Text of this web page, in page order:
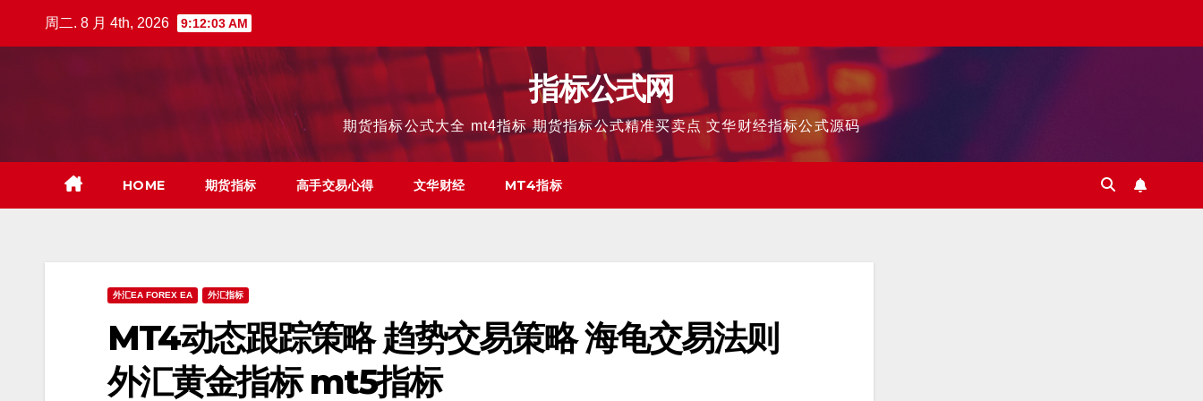
周二. 8 月 4th, 2026 9:12:04 AM
指标公式网
期货指标公式大全 mt4指标 期货指标公式精准买卖点 文华财经指标公式源码
HOME 期货指标 高手交易心得 文华财经 MT4指标
外汇EA FOREX EA 外汇指标
MT4动态跟踪策略 趋势交易策略 海龟交易法则
外汇黄金指标 mt5指标